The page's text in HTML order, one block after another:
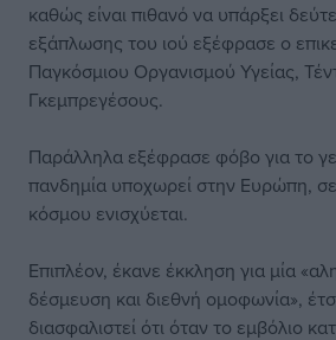
καθώς είναι πιθανό να υπάρξει
εξάπλωσης του ιού εξέφρασε ο
Παγκόσμιου Οργανισμού Υγείας,
Γκεμπρεγέσους.
Παράλληλα εξέφρασε φόβο για το
πανδημία υποχωρεί στην Ευρώπη,
κόσμου ενισχύεται.
Επιπλέον, έκανε έκκληση για μία
δέσμευση και διεθνή ομοφωνία»,
διασφαλιστεί ότι όταν το εμβόλιο